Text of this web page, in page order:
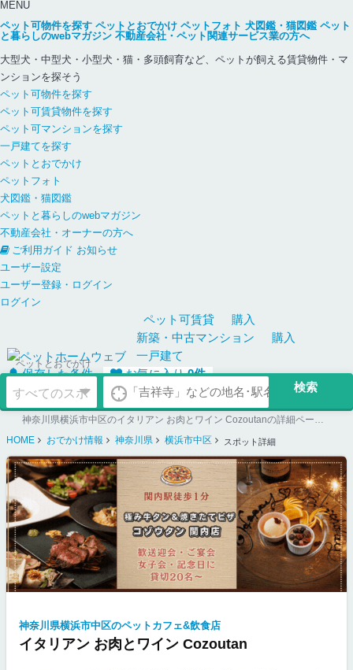
MENU
ペット可物件を探す ペットとおでかけ ペットフォト 犬図鑑・猫図鑑 ペット
と暮らしのwebマガジン 不動産会社・ペット関連サービス業の方へ
大型犬・中型犬・小型犬・猫・多頭飼育など、ペットが飼える賃貸物件・マ
ンションを探そう
ペット可物件を探す
ペット可賃貸物件を探す
ペット可マンションを探す
一戸建てを探す
ペットとおでかけ
ペットフォト
犬図鑑・猫図鑑
ペットと暮らしのwebマガジン
不動産会社・オーナーの方へ
ご利用ガイド お知らせ
ユーザー設定
ユーザー登録・ログイン
ログイン
ペット可賃貸
購入
新築・中古マンション
購入
一戸建て
保存した条件
お気に入り0件
ペットとおでかけ
神奈川県横浜市中区のイタリアン お肉とワイン Cozoutanの詳細ページ。ペット同伴可のお店探しならペットホームウェブ。ペット可賃貸のお部屋探し、ペット可マンション購入のご検討時にもご利用ください。
HOME
おでかけ情報 神奈川県 横浜市中区 スポット詳細
神奈川県横浜市中区のペットカフェ&飲食店
イタリアン お肉とワイン Cozoutan